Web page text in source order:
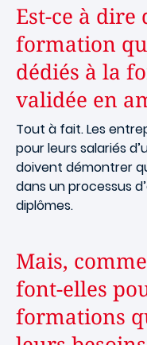
Est-ce à dire
formation
dédiés à la
validée en
Tout à fait. Les
pour leurs salariés
doivent démontrer
dans un processus
diplômes.
Mais,
font-elles
formations